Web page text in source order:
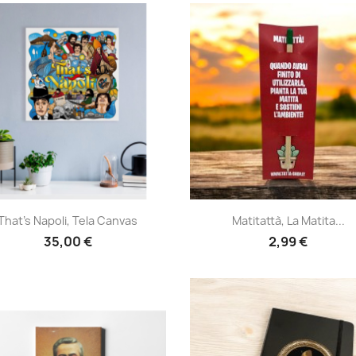
Anteprima
Napoli, Tela Canvas
35,00 €
Anteprima
Matitattà, La Matita...
2,99 €